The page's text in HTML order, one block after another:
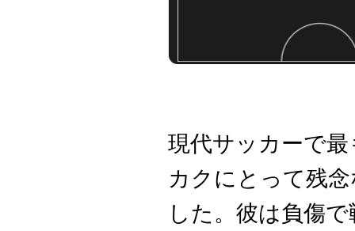
現代サッカーで
カクにとって残
した。彼は負傷